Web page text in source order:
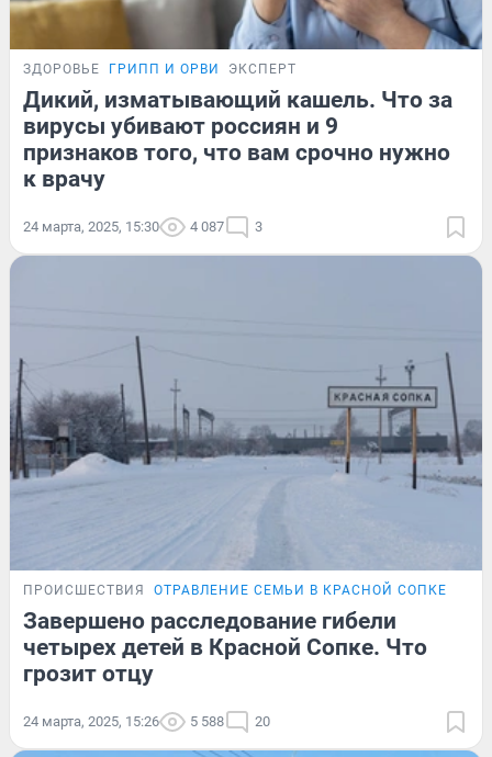
ЗДОРОВЬЕ ГРИПП И ОРВИ ЭКСПЕРТ
Дикий, изматывающий кашель. Что за
вирусы убивают россиян и 9
признаков того, что вам срочно нужно
к врачу
24 марта, 2025, 15:30 4 087 3
ПРОИСШЕСТВИЯ ОТРАВЛЕНИЕ СЕМЬИ В КРАСНОЙ СОПКЕ
Завершено расследование гибели
четырех детей в Красной Сопке. Что
грозит отцу
24 марта, 2025, 15:26 5 588 20